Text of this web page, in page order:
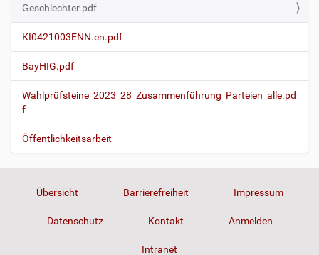
Geschlechter.pdf
KI0421003ENN.en.pdf
BayHIG.pdf
Wahlprüfsteine_2023_28_Zusammenführung_Parteien_alle.pd
f
Öffentlichkeitsarbeit
Übersicht Barrierefreiheit Impressum
Datenschutz Kontakt Anmelden
Intranet